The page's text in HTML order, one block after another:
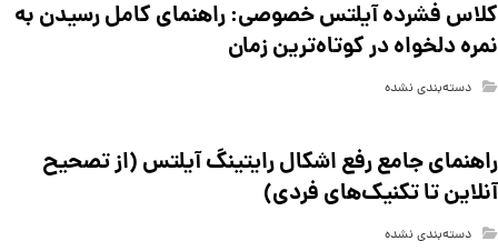
کلاس فشرده آیلتس خصوصی: راهنمای کامل رسیدن به
نمره دلخواه در کوتاه‌ترین زمان
دسته‌بندی نشده
راهنمای جامع رفع اشکال رایتینگ آیلتس (از تصحیح
آنلاین تا تکنیک‌های فردی)
دسته‌بندی نشده